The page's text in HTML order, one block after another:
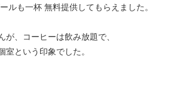
ルも一杯 無料提供してもらえました。
、コーヒーは飲み放題で、
という印象でした。